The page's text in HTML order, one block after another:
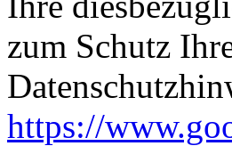
zum Schutz
https://